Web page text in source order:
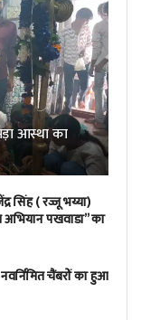
आस्था का
सिंह ( रज्जू भय्या)
अभियान पखवाडा” का
चैंबरों का हुआ